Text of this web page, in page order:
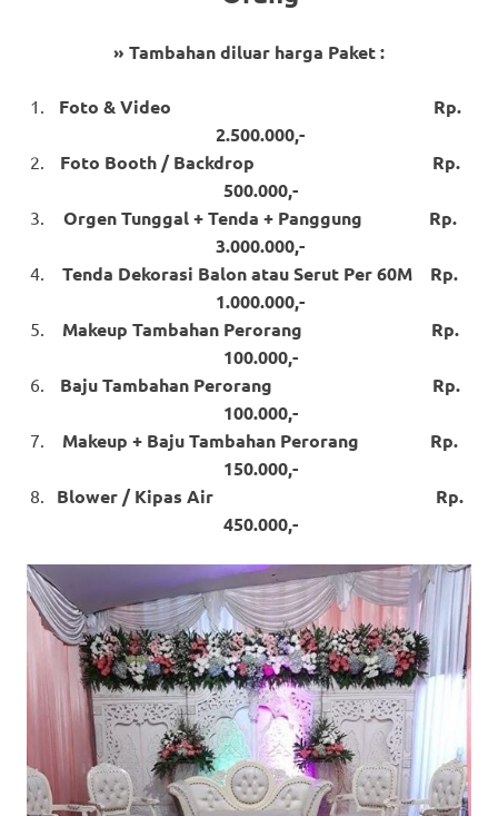
» Tambahan diluar harga Paket :
Foto & Video Rp.
2.500.000,-
Foto Booth / Backdrop Rp.
500.000,-
Orgen Tunggal + Tenda + Panggung Rp.
3.000.000,-
Tenda Dekorasi Balon atau Serut Per 60M Rp.
1.000.000,-
Makeup Tambahan Perorang Rp.
100.000,-
Baju Tambahan Perorang Rp.
100.000,-
Makeup + Baju Tambahan Perorang Rp.
150.000,-
Blower / Kipas Air Rp.
450.000,-